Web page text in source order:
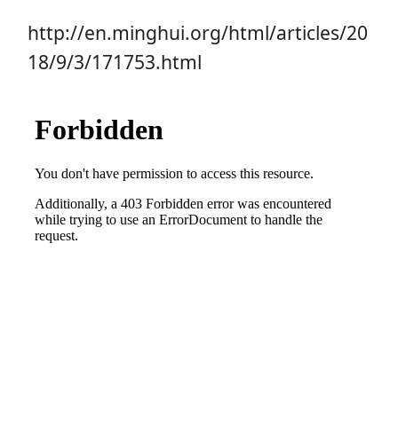
http://en.minghui.org/html/articles/20
18/9/3/171753.html